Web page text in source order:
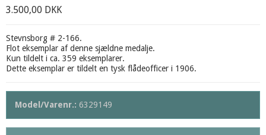
3.500,00 DKK
Stevnsborg # 2-166.
Flot eksemplar af denne sjældne medalje.
Kun tildelt i ca. 359 eksemplarer.
Dette eksemplar er tildelt en tysk flådeofficer i 1906.
Model/Varenr.: 6329149